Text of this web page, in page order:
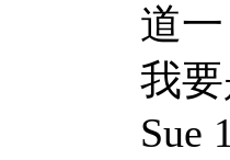
道一
我
Sue